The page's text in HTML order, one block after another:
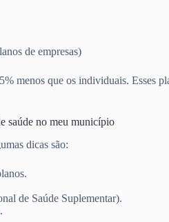
de empresas)
menos que os individuais.
saúde no meu município
dicas são:
de Saúde Suplementar).